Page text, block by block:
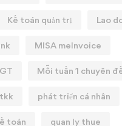
Kế toán quản trị Lao
MISA meInvoice
Mỗi tuần 1 chuyên
phát triển cá nhân
toán quan ly thue